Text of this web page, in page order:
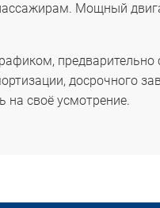
Мощный
досрочного
на своё усмотрение.